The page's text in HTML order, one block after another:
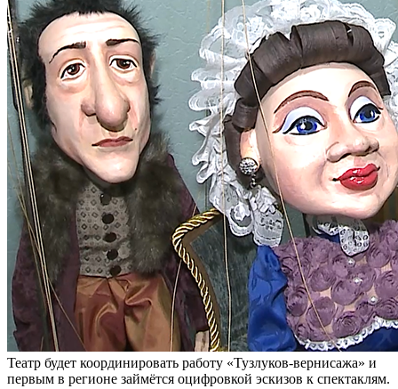
Театр будет координировать работу «Тузлуков-вернисажа» и
первым в регионе займётся оцифровкой эскизов к спектаклям.